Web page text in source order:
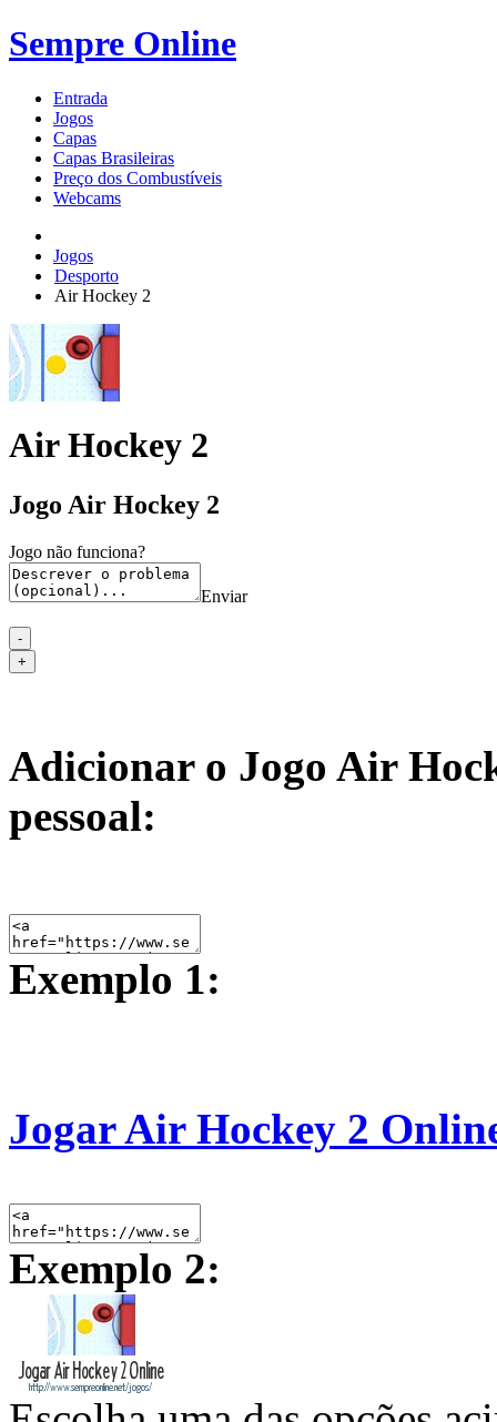
Sempre Online
Entrada
Jogos
Capas
Capas Brasileiras
Preço dos Combustíveis
Webcams
Jogos
Desporto
Air Hockey 2
Air Hockey 2
Jogo Air Hockey 2
Jogo não funciona?
Enviar
Adicionar o Jogo Air
pessoal:
Exemplo 1:
Jogar Air Hockey 2
Exemplo 2: